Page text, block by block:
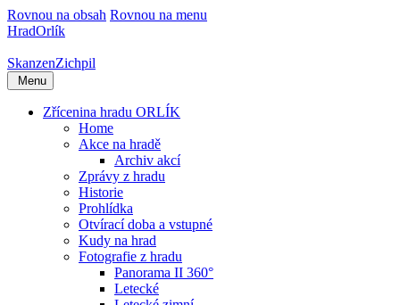
Rovnou na obsah Rovnou na menu
HradOrlík
SkanzenZichpil
Menu
Zřícenina hradu ORLÍK
Home
Akce na hradě
Archiv akcí
Zprávy z hradu
Historie
Prohlídka
Otvírací doba a vstupné
Kudy na hrad
Fotografie z hradu
Panorama II 360°
Letecké